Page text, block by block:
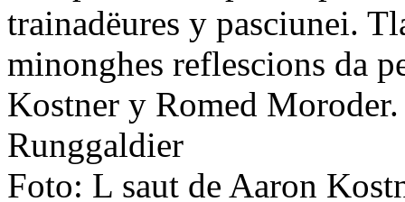
trainadëures y pasciunei.
minonghes reflescions da
Kostner y Romed
Runggaldier
Foto: L saut de Aaron